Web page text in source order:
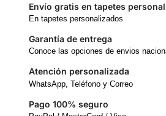
Envío gratis en tapetes
En tapetes personalizados
Garantía de entrega
Conoce las opciones de envios
Atención personalizada
WhatsApp, Teléfono y Correo
Pago 100% seguro